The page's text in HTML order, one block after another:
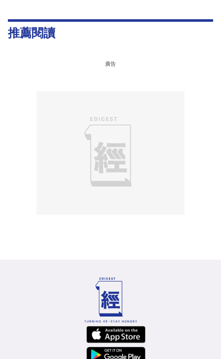
推薦閱讀
廣告